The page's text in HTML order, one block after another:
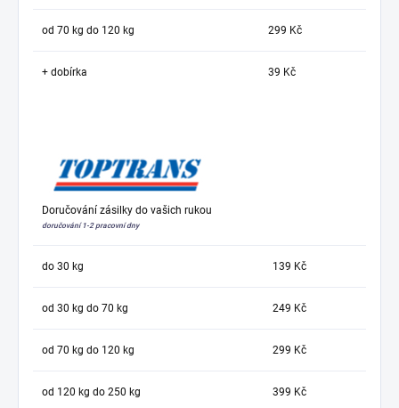
od 70 kg do 120 kg 299 Kč
+ dobírka 39 Kč
Doručování zásilky do vašich rukou
doručování 1-2 pracovní dny
do 30 kg 139 Kč
od 30 kg do 70 kg 249 Kč
od 70 kg do 120 kg 299 Kč
od 120 kg do 250 kg 399 Kč